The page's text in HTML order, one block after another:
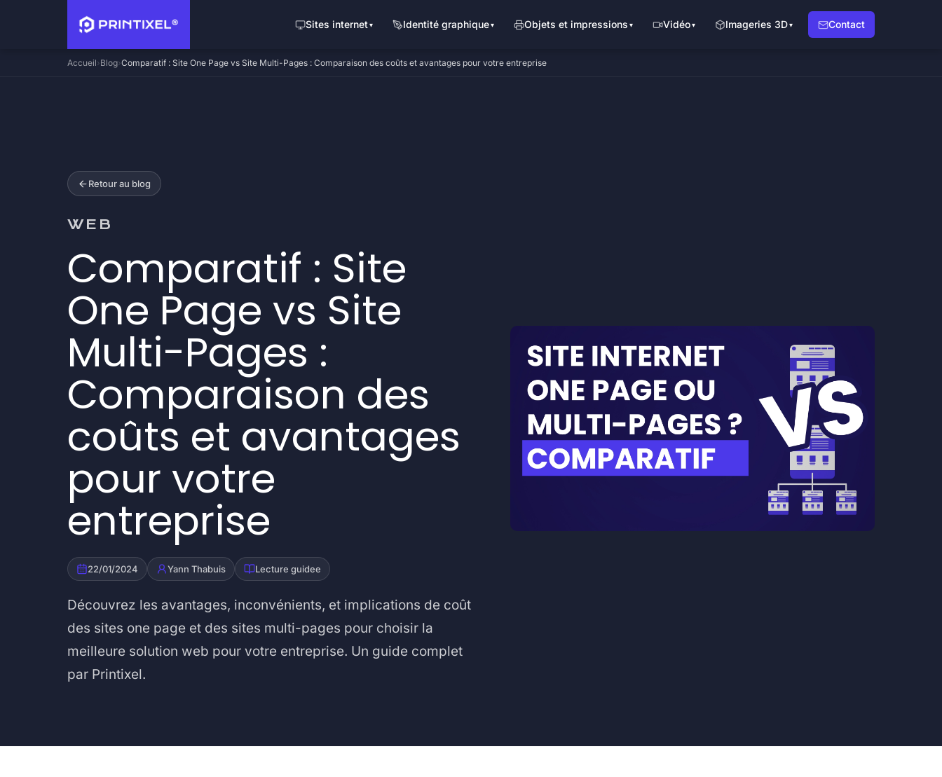
Sites internet Identité graphique Objets et impressions Vidéo Imageries 3D Contact
Accueil Blog Comparatif : Site One Page vs Site Multi-Pages : Comparaison des coûts et avantages pour votre entreprise
Retour au blog
WEB
Comparatif : Site
One Page vs Site
Multi-Pages :
Comparaison des
coûts et avantages
pour votre
entreprise
22/01/2024 Yann Thabuis Lecture guidee
Découvrez les avantages, inconvénients, et implications de coût
des sites one page et des sites multi-pages pour choisir la
meilleure solution web pour votre entreprise. Un guide complet
par Printixel.